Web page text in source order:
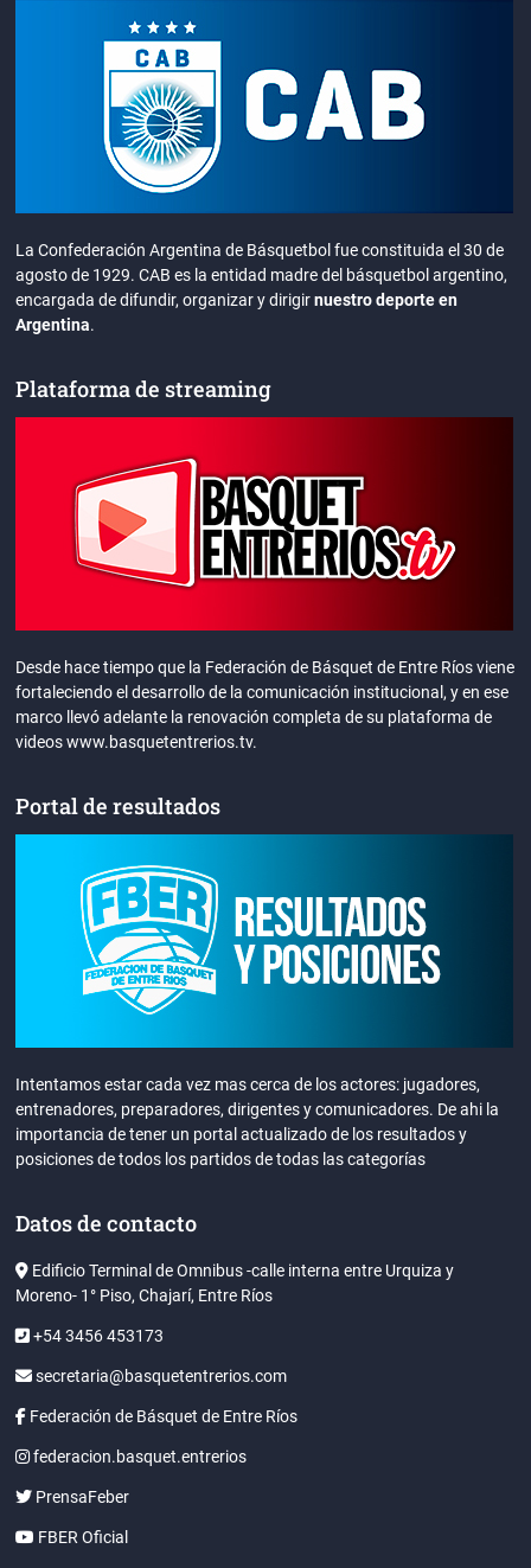
La Confederación Argentina de Básquetbol fue constituida el 30 de
agosto de 1929. CAB es la entidad madre del básquetbol argentino,
encargada de difundir, organizar y dirigirnuestro deporte en
Argentina.
Plataforma de streaming
Desde hace tiempo que la Federación de Básquet de Entre Ríos viene
fortaleciendo el desarrollo de la comunicación institucional, y en ese
marco llevó adelante la renovación completa de su plataforma de
videos www.basquetentrerios.tv.
Portal de resultados
Intentamos estar cada vez mas cerca de los actores: jugadores,
entrenadores, preparadores, dirigentes y comunicadores. De ahi la
importancia de tener un portal actualizado de los resultados y
posiciones de todos los partidos de todas las categorías
Datos de contacto
Edificio Terminal de Omnibus -calle interna entre Urquiza y
Moreno- 1° Piso, Chajarí, Entre Ríos
+54 3456 453173
secretaria@basquetentrerios.com
Federación de Básquet de Entre Ríos
federacion.basquet.entrerios
PrensaFeber
FBER Oficial